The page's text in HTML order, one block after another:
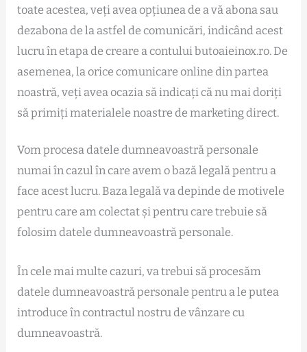
toate acestea, veți avea opțiunea de a vă abona sau
dezabona de la astfel de comunicări, indicând acest
lucru în etapa de creare a contului butoaieinox.ro. De
asemenea, la orice comunicare online din partea
noastră, veți avea ocazia să indicați că nu mai doriți
să primiți materialele noastre de marketing direct.
Vom procesa datele dumneavoastră personale
numai în cazul în care avem o bază legală pentru a
face acest lucru. Baza legală va depinde de motivele
pentru care am colectat și pentru care trebuie să
folosim datele dumneavoastră personale.
În cele mai multe cazuri, va trebui să procesăm
datele dumneavoastră personale pentru a le putea
introduce în contractul nostru de vânzare cu
dumneavoastră.